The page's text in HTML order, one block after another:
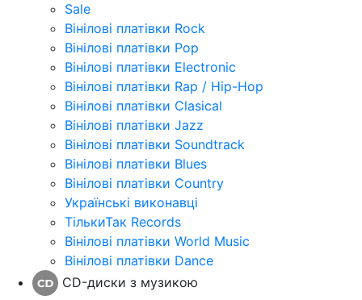
Sale
Вінілові платівки Rock
Вінілові платівки Pop
Вінілові платівки Electronic
Вінілові платівки Rap / Hip-Hop
Вінілові платівки Clasical
Вінілові платівки Jazz
Вінілові платівки Soundtrack
Вінілові платівки Blues
Вінілові платівки Country
Українські виконавці
ТількиТак Records
Вінілові платівки World Music
Вінілові платівки Dance
CD-диски з музикою